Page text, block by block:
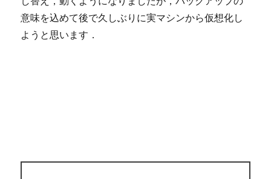
意味を込めて後で久しぶりに実マシンから仮想化し
ようと思います．